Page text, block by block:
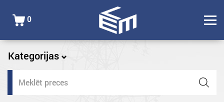
0
Kategorijas
Products
search